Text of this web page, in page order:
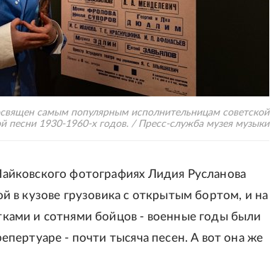
самым популярным исполнительницам советской
песни 1930-1960-х годов. / Пресс-служба музея музыки
фотографиях Лидия Русланова
в кузове грузовика с открытым бортом, и на
и сотнями бойцов - военные годы были
- почти тысяча песен. А вот она же